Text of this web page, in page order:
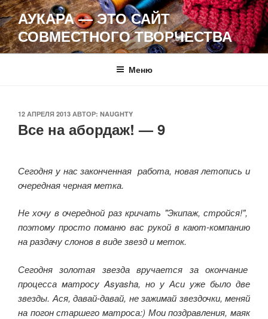
Перейти
к
содержимому
АУКАРА — ЭТО САЙТ
СОВМЕСТНОГО ТВОРЧЕСТВА
Меню
ОПУБЛИКОВАНО
12 АПРЕЛЯ 2013 АВТОР: NAUGHTY
Все на абордаж! — 9
Сегодня у нас законченная работа, новая летопись и
очередная черная метка.
Не хочу в очередной раз кричать "Экипаж, стройся!",
поэтому просто поманю вас рукой в кают-компанию
на раздачу слонов в виде звезд и меток.
Сегодня золотая звезда вручается за окончание
процесса матросу Asyasha, но у Аси уже было две
звезды. Ася, давай-давай, не зажимай звездочки, меняй
на погон старшего матроса:) Мои поздравления, маяк